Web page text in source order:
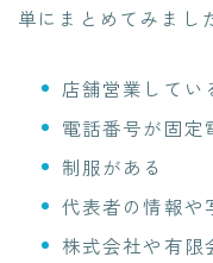
単にまとめてみまし
店舗営業してい
電話番号が固定
制服がある
代表者の情報や
株式会社や有限